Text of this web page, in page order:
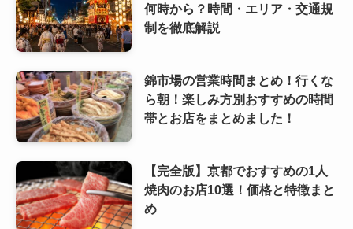
何時から？時間・エリア・交通規
制を徹底解説
錦市場の営業時間まとめ！行くな
ら朝！楽しみ方別おすすめの時間
帯とお店をまとめました！
【完全版】京都でおすすめの1人
焼肉のお店10選！価格と特徴まと
め